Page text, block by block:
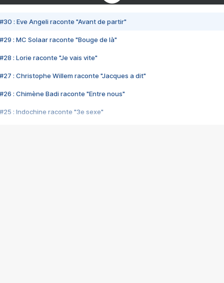
#30 : Eve Angeli raconte "Avant de partir"
#29 : MC Solaar raconte "Bouge de là"
#28 : Lorie raconte "Je vais vite"
#27 : Christophe Willem raconte "Jacques a dit"
#26 : Chimène Badi raconte "Entre nous"
#25 : Indochine raconte "3e sexe"